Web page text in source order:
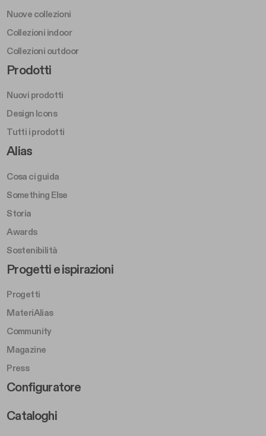
Nuove collezioni
Collezioni indoor
Collezioni outdoor
Footer Right Middle A
Prodotti
Nuovi prodotti
Design Icons
Tutti i prodotti
Footer Right A
Alias
Cosa ci guida
Something Else
Storia
Awards
Sostenibilità
Footer Left Middle B
Progetti e ispirazioni
Progetti
MateriAlias
Community
Magazine
Press
Footer Right Middle B
Configuratore
Cataloghi